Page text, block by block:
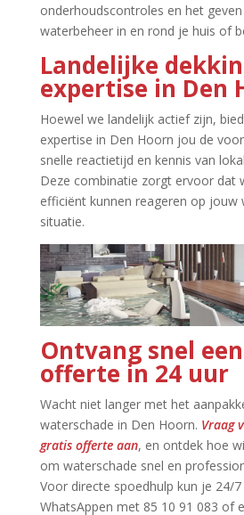
onderhoudscontroles en het
waterbeheer in en rond je huis of
Landelijke
expertise in Den
Hoewel we landelijk actief zijn,
expertise in Den Hoorn jou de
snelle reactietijd en kennis van
Deze combinatie zorgt ervoor dat
efficiënt kunnen reageren op jouw
situatie.​
Ontvang snel
offerte in 24 uur
Wacht niet langer met het
waterschade in Den Hoorn.​ Vraag
gratis offerte aan, en ontdek hoe
om waterschade snel en
Voor directe spoedhulp kun je 24/
WhatsAppen met 85 10 91 083 of